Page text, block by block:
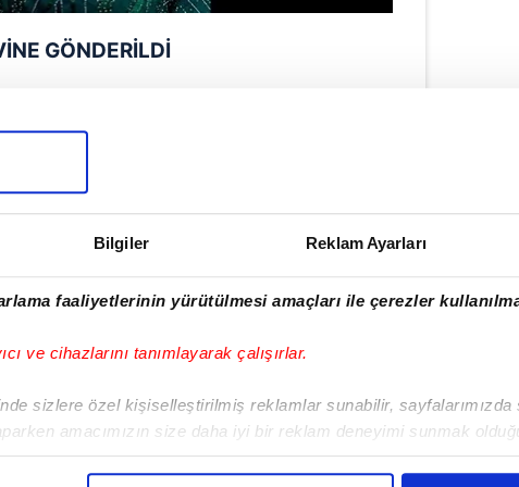
Bilgiler Reklam Ayarları
faaliyetlerinin yürütülmesi amaçları ile çerezler
ve cihazlarını tanımlayarak çalışırlar.
sizlere özel kişiselleştirilmiş reklamlar sunabilir,
amacımızın size daha iyi bir reklam deneyimi sunmak
gelen çabayı gösterdiğimizi ve bu noktada, reklamların
GÖNDERİLDİ
çıkarıldığı nöbetçi mahkemece
tutuklanarak cezaevine gönderildi.
öğrenildi.